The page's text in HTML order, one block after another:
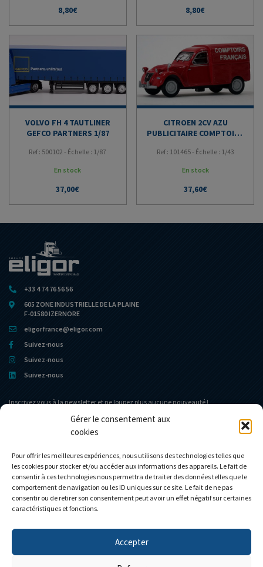
Gérer le consentement aux
cookies
Pour offrir les meilleures expériences, nous utilisons des technologies telles que
les cookies pour stocker et/ou accéder aux informations des appareils. Le fait de
consentir à ces technologies nous permettra de traiter des données telles que le
comportement de navigation ou les ID uniques sur ce site. Le fait de ne pas
consentir ou de retirer son consentement peut avoir un effet négatif sur certaines
caractéristiques et fonctions.
Accepter
8,80€ 8,80€
VOLVO FH 4 TAUTLINER
GEFCO PARTNERS 1/87
Ref : 500102 - Échelle : 1/87
En stock
37,00€
CITROEN 2CV AZU
PUBLICITAIRE COMPTOIRS
Ref : 101465 - Échelle : 1/43
En stock
37,60€
+33 4 74 76 56 56
605 ZONE INDUSTRIELLE DE LA PLAINE
F-01580 IZERNORE
eligorfrance@eligor.com
Suivez-nous
Suivez-nous
Suivez-nous
Inscrivez vous à la newsletter et ne loupez plus aucune nouveauté !
Le Club Eligor
La boutique
Modèles personnalisés
Contact
Mon compte
Mon panier
Personnalisez votre camion